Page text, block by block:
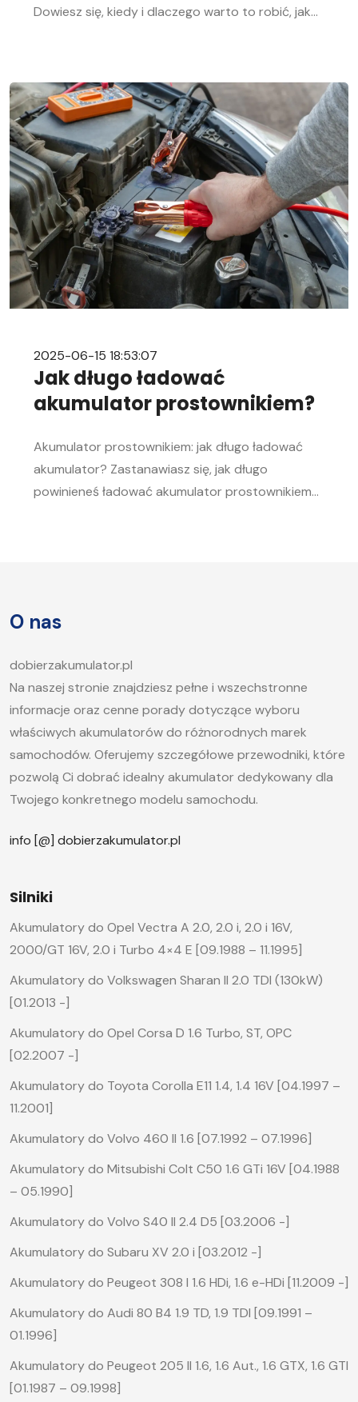
Dowiesz się, kiedy i dlaczego warto to robić, jak
pomoże Ci sprawnie przeprowadzić tę czynność,
niezależnie od Twojego doświadczenia w
mechanice samochodowej. Objawy
rozładowanego akumulatora Rozładowanie
akumulatora w aucie to problem, którego żaden
kierowca […]
2025-06-15 18:53:07
Jak długo ładować
akumulator prostownikiem?
Akumulator prostownikiem: jak długo ładować
akumulator? Zastanawiasz się, jak długo
powinieneś ładować akumulator prostownikiem?
jak długo ładować akumulator samochodowy i
O nas
dobierzakumulator.pl
Na naszej stronie znajdziesz pełne i wszechstronne
informacje oraz cenne porady dotyczące wyboru
właściwych akumulatorów do różnorodnych marek
samochodów. Oferujemy szczegółowe przewodniki, które
pozwolą Ci dobrać idealny akumulator dedykowany dla
Twojego konkretnego modelu samochodu.
info [@] dobierzakumulator.pl
Silniki
Akumulatory do Opel Vectra A 2.0, 2.0 i, 2.0 i 16V,
2000/GT 16V, 2.0 i Turbo 4×4 E [09.1988 – 11.1995]
Akumulatory do Volkswagen Sharan II 2.0 TDI (130kW)
[01.2013 -]
Akumulatory do Opel Corsa D 1.6 Turbo, ST, OPC
[02.2007 -]
Akumulatory do Toyota Corolla E11 1.4, 1.4 16V [04.1997 –
11.2001]
Akumulatory do Volvo 460 II 1.6 [07.1992 – 07.1996]
Akumulatory do Mitsubishi Colt C50 1.6 GTi 16V [04.1988
– 05.1990]
Akumulatory do Volvo S40 II 2.4 D5 [03.2006 -]
Akumulatory do Subaru XV 2.0 i [03.2012 -]
Akumulatory do Peugeot 308 I 1.6 HDi, 1.6 e-HDi [11.2009 -]
Akumulatory do Audi 80 B4 1.9 TD, 1.9 TDI [09.1991 –
01.1996]
Akumulatory do Peugeot 205 II 1.6, 1.6 Aut., 1.6 GTX, 1.6 GTI
[01.1987 – 09.1998]